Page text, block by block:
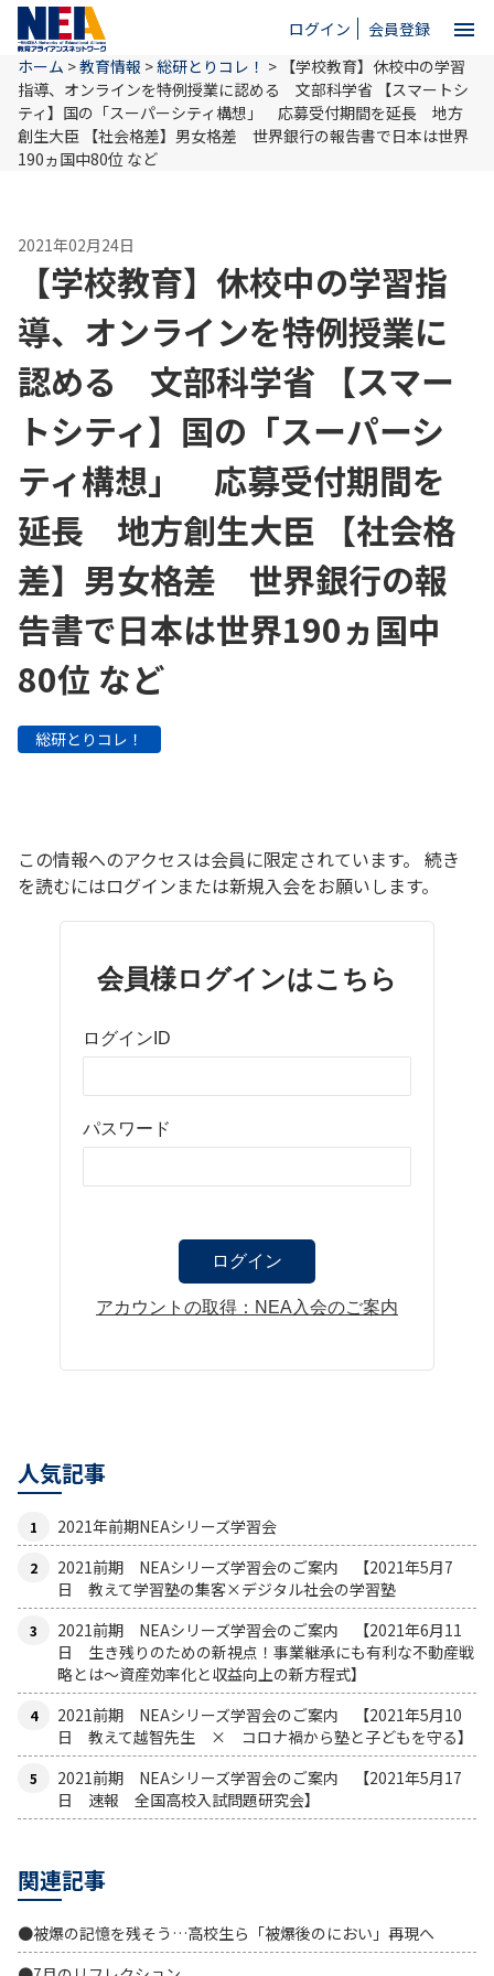
ログイン 会員登録 menu
close
ホーム
NEAとは
教育情報
お問い合わせ
ホーム >教育情報 >総研とりコレ！ > 【学校教育】休校中の学習
指導、オンラインを特例授業に認める 文部科学省 【スマートシ
ティ】国の「スーパーシティ構想」 応募受付期間を延長 地方
創生大臣 【社会格差】男女格差 世界銀行の報告書で日本は世界
190ヵ国中80位 など
2021年02月24日
【学校教育】休校中の学習指
導、オンラインを特例授業に
認める 文部科学省 【スマー
トシティ】国の「スーパーシ
ティ構想」 応募受付期間を
延長 地方創生大臣 【社会格
差】男女格差 世界銀行の報
告書で日本は世界190ヵ国中
80位 など
総研とりコレ！
この情報へのアクセスは会員に限定されています。 続き
を読むにはログインまたは新規入会をお願いします。
会員様ログインはこちら
ログインID
パスワード
アカウントの取得：NEA入会のご案内
人気記事
2021年前期NEAシリーズ学習会
2021前期 NEAシリーズ学習会のご案内 【2021年5月7
日 教えて学習塾の集客×デジタル社会の学習塾
2021前期 NEAシリーズ学習会のご案内 【2021年6月11
日 生き残りのための新視点！事業継承にも有利な不動産戦
略とは〜資産効率化と収益向上の新方程式】
2021前期 NEAシリーズ学習会のご案内 【2021年5月10
日 教えて越智先生 × コロナ禍から塾と子どもを守る】
2021前期 NEAシリーズ学習会のご案内 【2021年5月17
日 速報 全国高校入試問題研究会】
関連記事
●被爆の記憶を残そう…高校生ら「被爆後のにおい」再現へ